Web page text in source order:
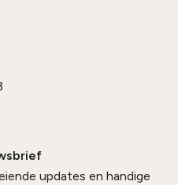
updates en handige